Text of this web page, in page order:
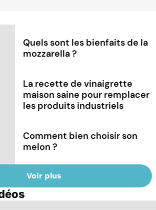
Quels sont les bienfaits de la
mozzarella ?
La recette de vinaigrette
maison saine pour remplacer
les produits industriels
Comment bien choisir son
melon ?
Voir plus